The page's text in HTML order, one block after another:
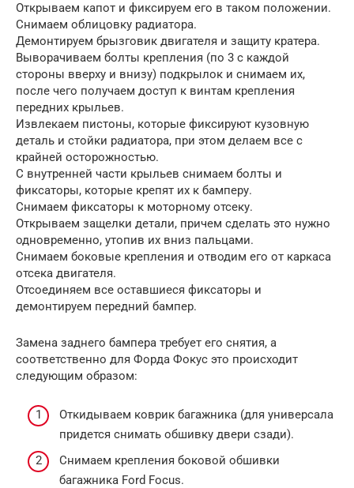
Открываем капот и фиксируем его в таком положении.
Снимаем облицовку радиатора.
Демонтируем брызговик двигателя и защиту кратера.
Выворачиваем болты крепления (по 3 с каждой
стороны вверху и внизу) подкрылок и снимаем их,
после чего получаем доступ к винтам крепления
передних крыльев.
Извлекаем пистоны, которые фиксируют кузовную
деталь и стойки радиатора, при этом делаем все с
крайней осторожностью.
С внутренней части крыльев снимаем болты и
фиксаторы, которые крепят их к бамперу.
Снимаем фиксаторы к моторному отсеку.
Открываем защелки детали, причем сделать это нужно
одновременно, утопив их вниз пальцами.
Снимаем боковые крепления и отводим его от каркаса
отсека двигателя.
Отсоединяем все оставшиеся фиксаторы и
демонтируем передний бампер.
Замена заднего бампера требует его снятия, а
соответственно для Форда Фокус это происходит
следующим образом:
Откидываем коврик багажника (для универсала
придется снимать обшивку двери сзади).
Снимаем крепления боковой обшивки
багажника Ford Focus.